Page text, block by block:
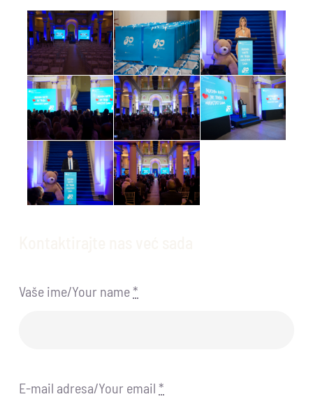
Vaše ime/Your name *
E-mail adresa/Your email *